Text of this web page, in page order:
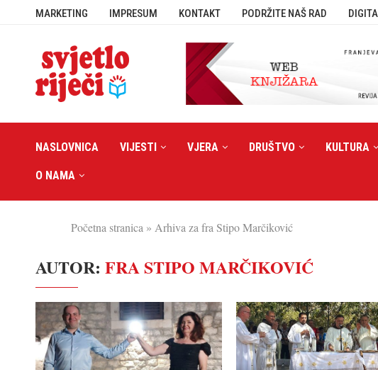
MARKETING IMPRESUM KONTAKT PODRŽITE NAŠ RAD
NASLOVNICA VIJESTI VJERA DRUŠTVO KULTURA
O NAMA
Početna stranica » Arhiva za fra Stipo Marčiković
AUTOR: FRA STIPO MARČIKOVIĆ